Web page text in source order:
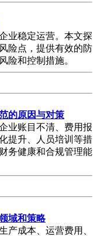
业稳定运营。本文探
险点，提供有效的防
险和控制措施。
的原因与对策
业账目不清、费用报
提升、人员培训等措
务健康和合规管理能
域和策略
产成本、运营费用、